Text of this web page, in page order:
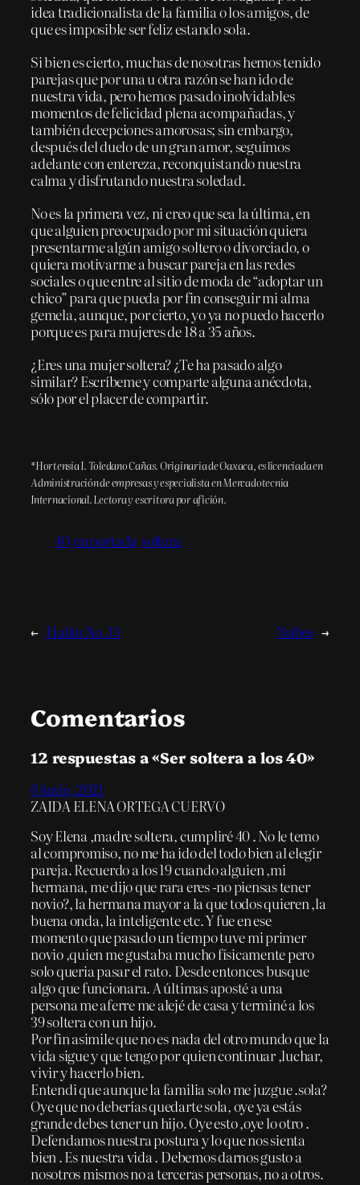
idea tradicionalista de la familia o los amigos, de
que es imposible ser feliz estando sola.
Si bien es cierto, muchas de nosotras hemos tenido
parejas que por una u otra razón se han ido de
nuestra vida, pero hemos pasado inolvidables
momentos de felicidad plena acompañadas, y
también decepciones amorosas; sin embargo,
después del duelo de un gran amor, seguimos
adelante con entereza, reconquistando nuestra
calma y disfrutando nuestra soledad.
No es la primera vez, ni creo que sea la última, en
que alguien preocupado por mi situación quiera
presentarme algún amigo soltero o divorciado, o
quiera motivarme a buscar pareja en las redes
sociales o que entre al sitio de moda de “adoptar un
chico” para que pueda por fin conseguir mi alma
gemela, aunque, por cierto, yo ya no puedo hacerlo
porque es para mujeres de 18 a 35 años.
¿Eres una mujer soltera? ¿Te ha pasado algo
similar? Escríbeme y comparte alguna anécdota,
sólo por el placer de compartir.
*Hortensia I. Toledano Cañas. Originaria de Oaxaca, es licenciada en
Administración de empresas y especialista en Mercadotecnia
Internacional. Lectora y escritora por afición.
40 en portada soltera
← Haiku No. 13 Nubes →
Comentarios
12 respuestas a «Ser soltera a los 40»
6 junio, 2021
ZAIDA ELENA ORTEGA CUERVO
Soy Elena ,madre soltera, cumpliré 40 . No le temo
al compromiso, no me ha ido del todo bien al elegir
pareja. Recuerdo a los 19 cuando alguien ,mi
hermana, me dijo que rara eres -no piensas tener
novio?, la hermana mayor a la que todos quieren ,la
buena onda, la inteligente etc. Y fue en ese
momento que pasado un tiempo tuve mi primer
novio ,quien me gustaba mucho físicamente pero
solo queria pasar el rato. Desde entonces busque
algo que funcionara. A últimas aposté a una
persona me aferre me alejé de casa y terminé a los
39 soltera con un hijo.
Por fin asimile que no es nada del otro mundo que la
vida sigue y que tengo por quien continuar ,luchar,
vivir y hacerlo bien.
Entendi que aunque la familia solo me juzgue .sola?
Oye que no deberías quedarte sola, oye ya estás
grande debes tener un hijo. Oye esto ,oye lo otro .
Defendamos nuestra postura y lo que nos sienta
bien . Es nuestra vida . Debemos darnos gusto a
nosotros mismos no a terceras personas, no a otros.